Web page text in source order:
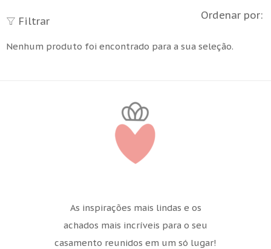
Filtrar Ordenar por:
Nenhum produto foi encontrado para a sua seleção.
As inspirações mais lindas e os
achados mais incríveis para o seu
casamento reunidos em um só lugar!